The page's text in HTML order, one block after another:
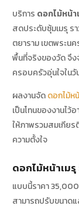
บริการ ดอกไม้หน้
สดประดับซุ้มเมรุ ร
ตยาราม เขตพระน
พื้นที่จริงของวัด จึง
ครอบครัวอุ่นใจใน
ผลงานจัดดอกไม้ห
เป็นโทนของงานไ
ให้ภาพรวมสมเกีย
ความตั้งใจ
ดอกไม้หน้าเม
แบบนี้ราคา
สามารถปรับขนาด